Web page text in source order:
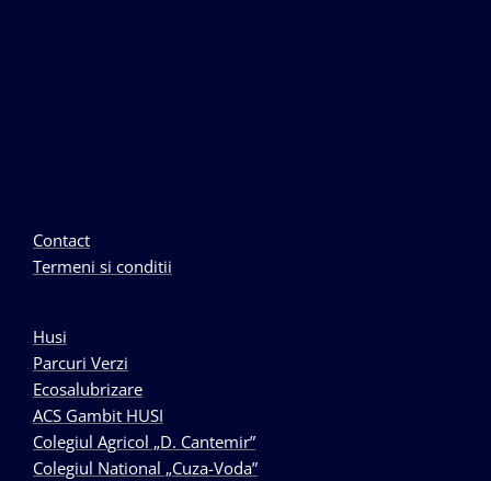
Contact
Termeni si conditii
Husi
Parcuri Verzi
Ecosalubrizare
ACS Gambit HUSI
Colegiul Agricol „D. Cantemir”
Colegiul National „Cuza-Voda”